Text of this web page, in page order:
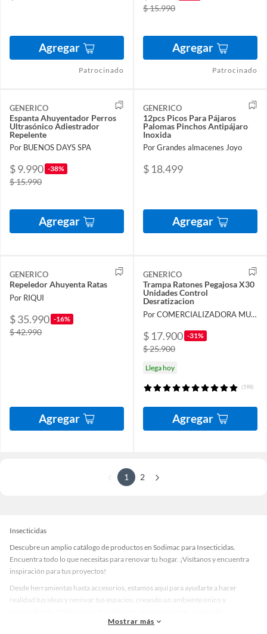
Agregar
Patrocinado
$ 15.990
Agregar
Patrocinado
GENERICO
Espanta Ahuyentador Perros
Ultrasónico Adiestrador
Repelente
Por BUENOS DAYS SPA
$ 9.990 -38%
$ 15.990
Agregar
GENERICO
12pcs Picos Para Pájaros
Palomas Pinchos Antipájaro
Inoxida
Por Grandes almacenes Joyo
$ 18.499
Agregar
GENERICO
Repeledor Ahuyenta Ratas
Por RIQUI
$ 35.990 -16%
$ 42.990
Agregar
GENERICO
Trampa Ratones Pegajosa X30
Unidades Control
Desratizacion
Por COMERCIALIZADORA MUNDO ILIMITADO LTDA
$ 17.900 -31%
$ 25.900
Llega hoy
(598)
Agregar
1 2
Insecticidas
Descubre un amplio catálogo de productos en Sodimac para Insecticidas.
Encuentra todo lo que necesitas para renovar tu hogar. ¡Visítanos y encuentra
inspiración para tus proyectos!
Desde herramientas hasta accesorios, estamos aquí para ayudarte a hacer
realidad tus ideas y renovar tus espacios, creando un ambiente único y
accesorios de calidad que te ayudarán a crear un espacio más tú.
Mostrar más